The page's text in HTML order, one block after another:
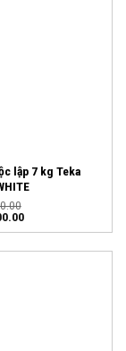
lập 7 kg Teka